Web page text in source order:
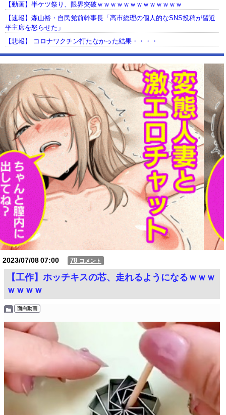
【動画】半ケツ祭り、限界突破ｗｗｗｗｗｗｗｗｗｗｗｗｗ
【速報】森山裕・自民党前幹事長「高市総理の個人的なSNS投稿が習近
平主席を怒らせた」
【悲報】 コロナワクチン打たなかった結果・・・・
【動画】USJの禁止エリアに子どもたちが続々乱入 → スタッフが注意し
ても止まらない事態に
Powered by livedoor 相互RSS
2023/07/0807:00 78 コメント
【工作】ホッチキスの芯、走れるようになるｗｗｗ
ｗｗｗｗ
面白動画